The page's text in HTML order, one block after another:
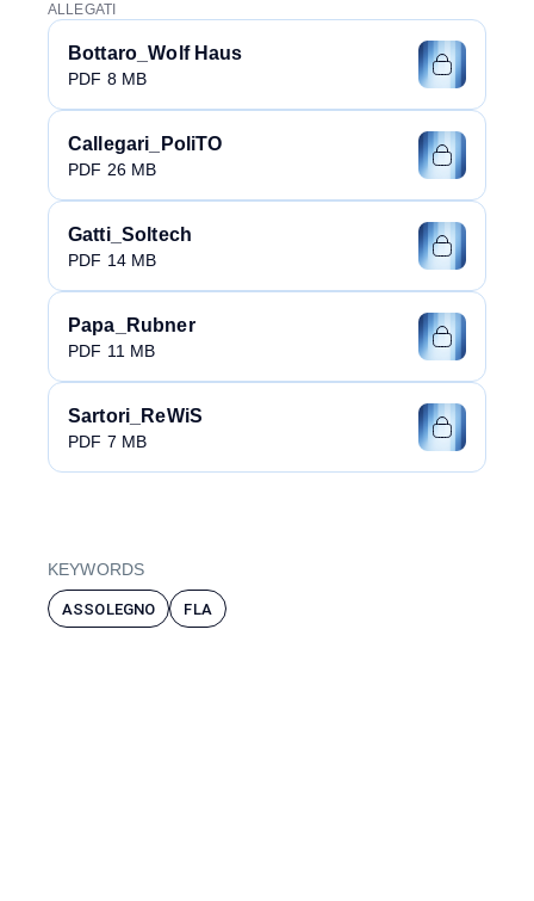
ALLEGATI
Bottaro_Wolf Haus
PDF 8 MB
Callegari_PoliTO
PDF 26 MB
Gatti_Soltech
PDF 14 MB
Papa_Rubner
PDF 11 MB
Sartori_ReWiS
PDF 7 MB
KEYWORDS
ASSOLEGNO FLA